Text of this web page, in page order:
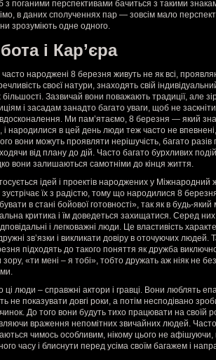
з поганими перспективами бачиться з такими
в даних сполученнях пар — зовсім мало
зрозуміють одне одного.
і Кар’єра
народжені 8 березня живуть не як всі,
своєї натури, знаходять свій
Зазвичай вони поважають традиції, але
і засадам занадто багато уваги, щоб не заскніти
Ми пам’ятаємо, 8 березня — який знак
і народилися в цей день люди теж часто не
вони можуть проявляти нерішучість, багато разів
від плану до дій. Часто багато бурхливих
вони залишаються самотніми до кінця життя.
ідей і проектів народжених у Міжнародний
зустрічає їх з радістю, тому що народилися 8
в стані бойової готовності», так як в будь-
критика і їм доведеться захищатися. Серед
і легковажні люди. Це властивість
зв’язки і викликати довіру в оточуючих
підходять до такого поняття як дружба виключно
зору, «ти мені – я тобі», тобто дружать аж ніяк не
ці люди – справжні актори і гравці. Вони люблять
не показувати довгі роки, а потім несподівано
До того вони будуть тихо працювати на своїй
враження непомітних звичайних людей. Часто
чимось особливим, нікому цього не афішуючи,
часу і блиснути перед усіма своїм багажем і